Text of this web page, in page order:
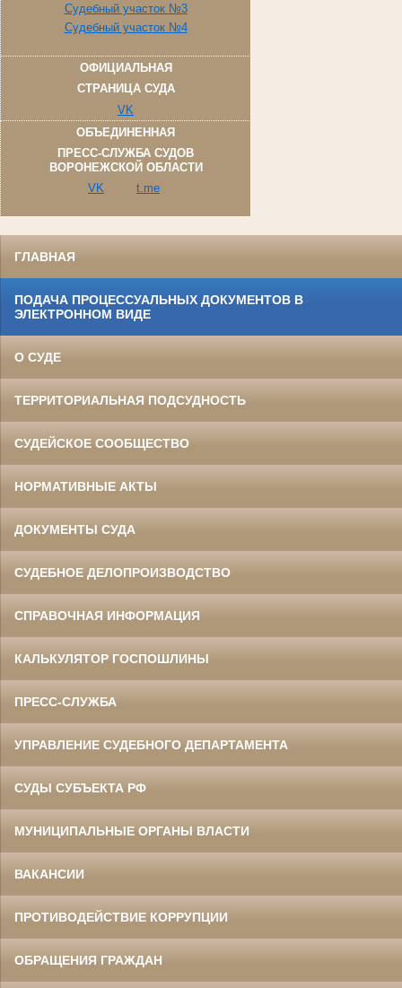
Судебный участок №3
Судебный участок №4
ОФИЦИАЛЬНАЯ
СТРАНИЦА СУДА
VK
ОБЪЕДИНЕННАЯ
ПРЕСС-СЛУЖБА СУДОВ
ВОРОНЕЖСКОЙ ОБЛАСТИ
VK
t.me
ГЛАВНАЯ
ПОДАЧА ПРОЦЕССУАЛЬНЫХ ДОКУМЕНТОВ В
ЭЛЕКТРОННОМ ВИДЕ
О СУДЕ
ТЕРРИТОРИАЛЬНАЯ ПОДСУДНОСТЬ
СУДЕЙСКОЕ СООБЩЕСТВО
НОРМАТИВНЫЕ АКТЫ
ДОКУМЕНТЫ СУДА
СУДЕБНОЕ ДЕЛОПРОИЗВОДСТВО
СПРАВОЧНАЯ ИНФОРМАЦИЯ
КАЛЬКУЛЯТОР ГОСПОШЛИНЫ
ПРЕСС-СЛУЖБА
УПРАВЛЕНИЕ СУДЕБНОГО ДЕПАРТАМЕНТА
СУДЫ СУБЪЕКТА РФ
МУНИЦИПАЛЬНЫЕ ОРГАНЫ ВЛАСТИ
ВАКАНСИИ
ПРОТИВОДЕЙСТВИЕ КОРРУПЦИИ
ОБРАЩЕНИЯ ГРАЖДАН